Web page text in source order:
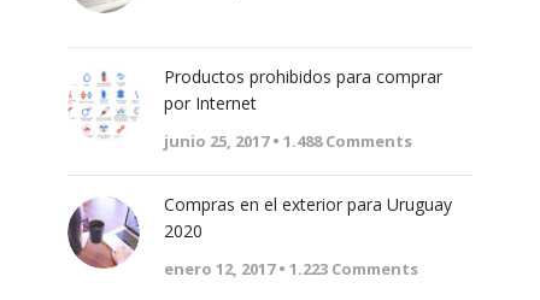
Productos prohibidos para comprar
por Internet
junio 25, 2017 • 1.488Comments
Compras en el exterior para Uruguay
2020
enero 12, 2017 • 1.223Comments